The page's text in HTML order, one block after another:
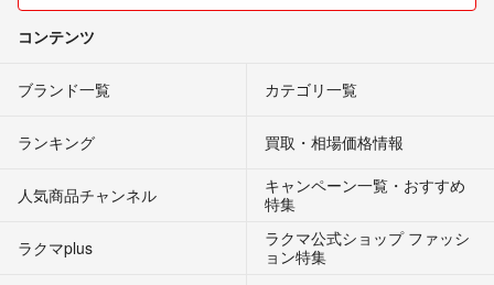
コンテンツ
ブランド一覧 カテゴリ一覧
ランキング 買取・相場価格情報
人気商品チャンネル
キャンペーン一覧・おすすめ
特集
ラクマplus
ラクマ公式ショップ ファッシ
ョン特集